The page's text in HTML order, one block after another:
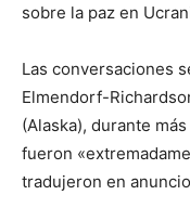
sobre la paz en
Las conversaciones
Elmendorf-
(Alaska), durante
fueron
tradujeron en